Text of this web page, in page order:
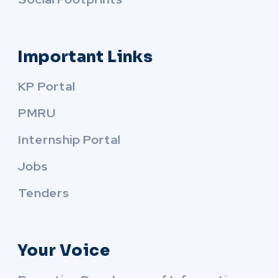
Important Links
KP Portal
PMRU
Internship Portal
Jobs
Tenders
Your Voice